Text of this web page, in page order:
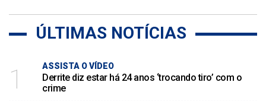
ÚLTIMAS NOTÍCIAS
1 ASSISTA O VÍDEO
Derrite diz estar há 24 anos ‘trocando tiro’ com o
crime